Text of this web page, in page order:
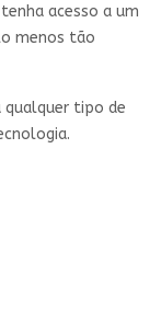
acesso a um
menos tão
qualquer tipo de